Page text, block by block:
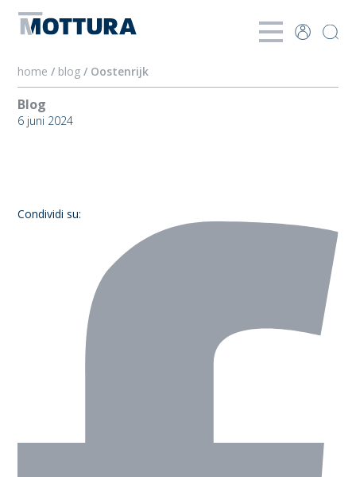
home / blog / Oostenrijk
Blog
6 juni 2024
Condividi su: